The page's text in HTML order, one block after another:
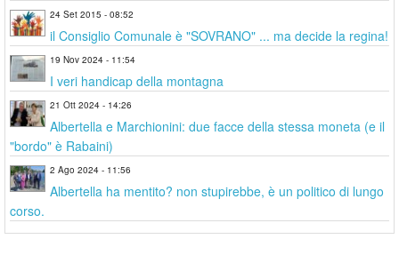
24 Set 2015 - 08:52
il Consiglio Comunale è "SOVRANO" ... ma decide la regina!
19 Nov 2024 - 11:54
I veri handicap della montagna
21 Ott 2024 - 14:26
Albertella e Marchionini: due facce della stessa moneta (e il
"bordo" è Rabaini)
2 Ago 2024 - 11:56
Albertella ha mentito? non stupirebbe, è un politico di lungo
corso.